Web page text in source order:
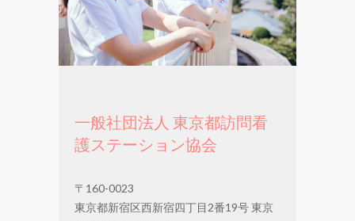
一般社団法人 東京都訪問看
護ステーション協会
〒160-0023
東京都新宿区西新宿四丁目2番19号 東京